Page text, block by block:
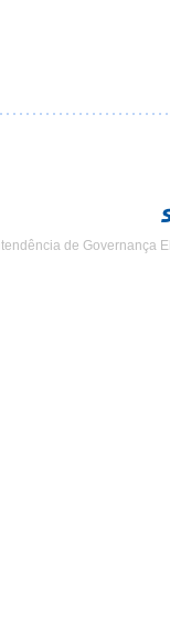
de Governança